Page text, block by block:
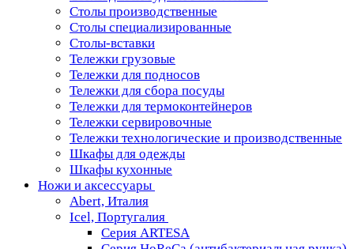
Столы производственные
Столы специализированные
Столы-вставки
Тележки грузовые
Тележки для подносов
Тележки для сбора посуды
Тележки для термоконтейнеров
Тележки сервировочные
Тележки технологические и производственные
Шкафы для одежды
Шкафы кухонные
Ножи и аксессуары
Abert, Италия
Icel, Португалия
Серия ARTESA